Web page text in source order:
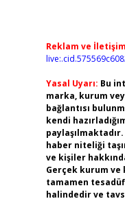
Reklam ve
Yasal Uyarı: Bu
marka, kurum
bağlantısı
kendi
haber niteliği
ve kişiler
Gerçek kurum
tamamen
halindedir ve